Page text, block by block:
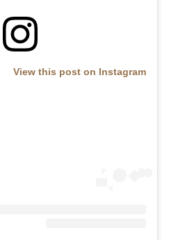
View this post on Instagram